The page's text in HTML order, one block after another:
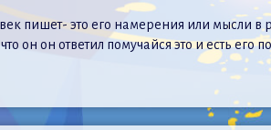
пишет- это его намерения или мысли
он он ответил помучайся это и есть его